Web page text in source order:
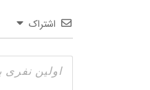
اشتراک